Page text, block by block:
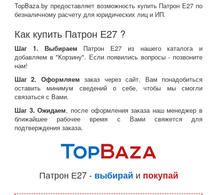
TopBaza.by предоставляет возможность купить Патрон Е27 по
безналичному расчету для юридических лиц и ИП.
Как купить Патрон Е27 ?
Шаг 1. Выбираем Патрон Е27 из нашего каталога и
добавляем в "Корзину". Если появились вопросы - позвоните
нам!
Шаг 2. Оформляем заказ через сайт, Вам понадобиться
оставить минимум сведений о себе, чтобы мы смогли
связаться с Вами.
Шаг 3. Ожидаем, после оформления заказа наш менеджер в
ближайшее рабочее время с Вами свяжется для
подтверждения заказа.
Патрон Е27 - выбирай и покупай